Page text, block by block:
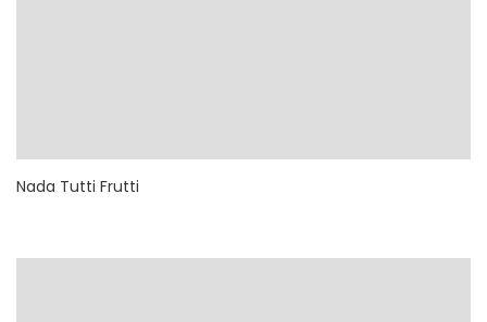
Nada Tutti Frutti